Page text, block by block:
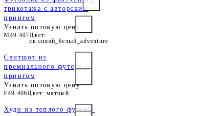
трикотажа с авторским
принтом
Узнать оптовую цену
M49.407Цвет:
св.синий_белый_adventure
Свитшот из
премиального футера с
принтом
Узнать оптовую цену
F49.406Цвет: мятный
Худи из теплого футера-